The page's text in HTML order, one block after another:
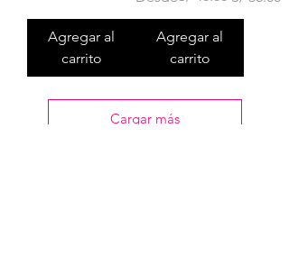
Agregar al
carrito
Agregar al
carrito
Cargar más